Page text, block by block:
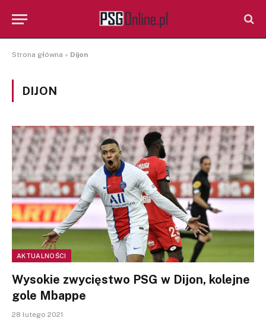
Strona główna » Dijon
DIJON
AKTUALNOŚCI
Wysokie zwycięstwo PSG w Dijon, kolejne
gole Mbappe
28 lutego 2021